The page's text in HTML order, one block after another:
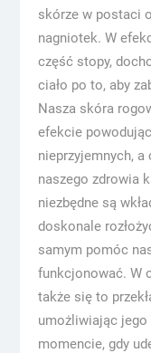
skórze w postaci
nagniotek. W
część stopy,
ciało po to, aby
Nasza skóra
efekcie
nieprzyjemnych,
naszego zdrowia
niezbędne są
doskonale
samym pomóc
funkcjonować. W
także się to
umożliwiając
momencie, gdy